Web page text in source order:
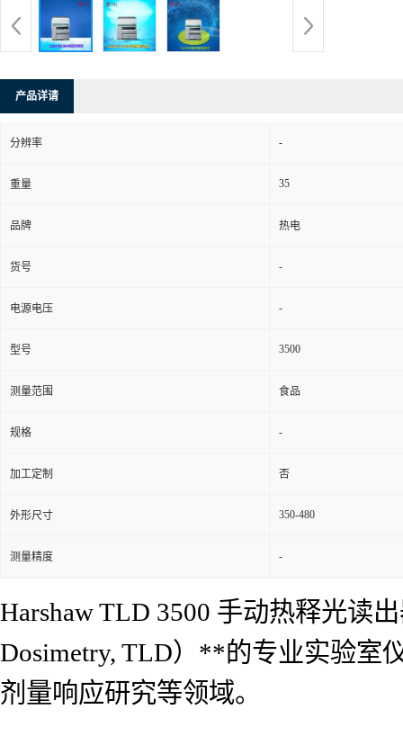
产品详请
分辨率 -
重量 35
品牌 热电
货号 -
电源电压 -
型号 3500
测量范围 食品
规格 -
加工定制 否
外形尺寸 350-480
测量精度 -
Harshaw TLD 3500 手动热释光读
Dosimetry, TLD）**的专业实验室
剂量响应研究等领域。